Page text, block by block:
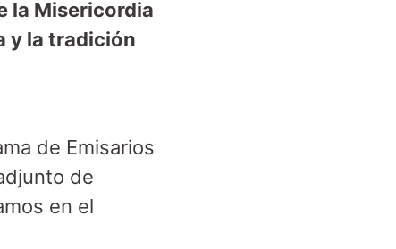
la Misericordia
y la tradición
de Emisarios
de
en el